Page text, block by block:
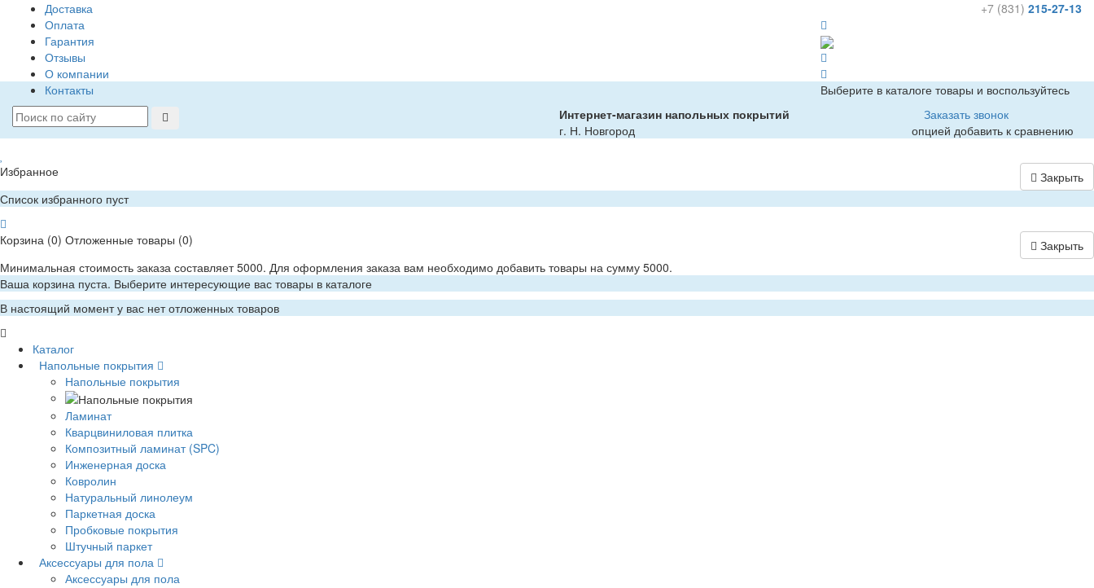
Доставка
Оплата
Гарантия
Отзывы
О компании
Контакты
+7 (831) 215-27-13
Интернет-магазин напольных покрытий
г. Н. Новгород
Заказать звонок
Выберите в каталоге товары и воспользуйтесь
опцией добавить к сравнению
Избранное
Закрыть
Список избранного пуст
Корзина (0) Отложенные товары (0)
Закрыть
Минимальная стоимость заказа составляет 5000. Для оформления заказа вам необходимо добавить товары на сумму 5000.
Ваша корзина пуста. Выберите интересующие вас товары в каталоге
В настоящий момент у вас нет отложенных товаров
Каталог
Напольные покрытия
Напольные покрытия
Ламинат
Кварцвиниловая плитка
Композитный ламинат (SPC)
Инженерная доска
Ковролин
Натуральный линолеум
Паркетная доска
Пробковые покрытия
Штучный паркет
Аксессуары для пола
Аксессуары для пола